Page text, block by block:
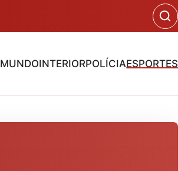
MUNDOINTERIORPOLÍCIAESPORTES